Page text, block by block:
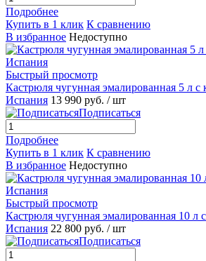
Подробнее
Купить в 1 клик К сравнению
В избранное Недоступно
Быстрый просмотр
Кастрюля чугунная эмалированная 5 л
Испания 13 990 руб. / шт
Подписаться
Подробнее
Купить в 1 клик К сравнению
В избранное Недоступно
Быстрый просмотр
Кастрюля чугунная эмалированная 10 л
Испания 22 800 руб. / шт
Подписаться